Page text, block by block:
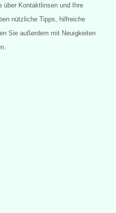
über Kontaktlinsen und Ihre
nützliche Tipps, hilfreiche
Sie außerdem mit Neuigkeiten